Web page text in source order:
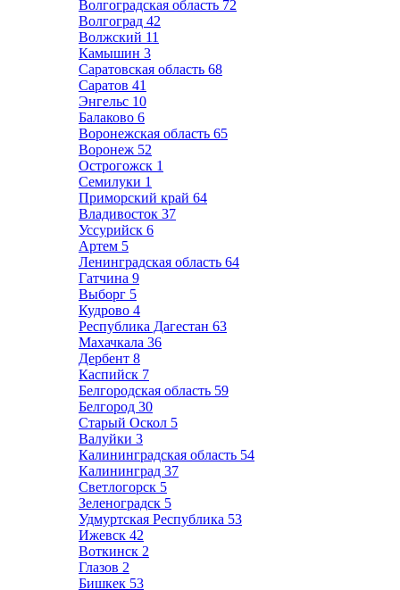
Волгоградская область 72
Волгоград 42
Волжский 11
Камышин 3
Саратовская область 68
Саратов 41
Энгельс 10
Балаково 6
Воронежская область 65
Воронеж 52
Острогожск 1
Семилуки 1
Приморский край 64
Владивосток 37
Уссурийск 6
Артем 5
Ленинградская область 64
Гатчина 9
Выборг 5
Кудрово 4
Республика Дагестан 63
Махачкала 36
Дербент 8
Каспийск 7
Белгородская область 59
Белгород 30
Старый Оскол 5
Валуйки 3
Калининградская область 54
Калининград 37
Светлогорск 5
Зеленоградск 5
Удмуртская Республика 53
Ижевск 42
Воткинск 2
Глазов 2
Бишкек 53